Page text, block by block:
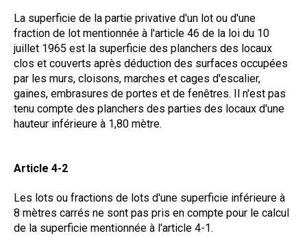
La superficie de la partie privative d'un lot ou d'une
fraction de lot mentionnée à l'article 46 de la loi du 10
juillet 1965 est la superficie des planchers des locaux
clos et couverts après déduction des surfaces occupées
par les murs, cloisons, marches et cages d'escalier,
gaines, embrasures de portes et de fenêtres. Il n'est pas
tenu compte des planchers des parties des locaux d'une
hauteur inférieure à 1,80 mètre.
Article 4-2
Les lots ou fractions de lots d'une superficie inférieure à
8 mètres carrés ne sont pas pris en compte pour le calcul
de la superficie mentionnée à l'article 4-1.